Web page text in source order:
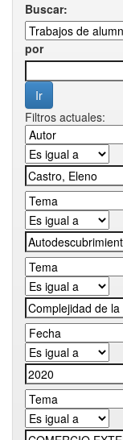
Buscar:
por
Filtros actuales: